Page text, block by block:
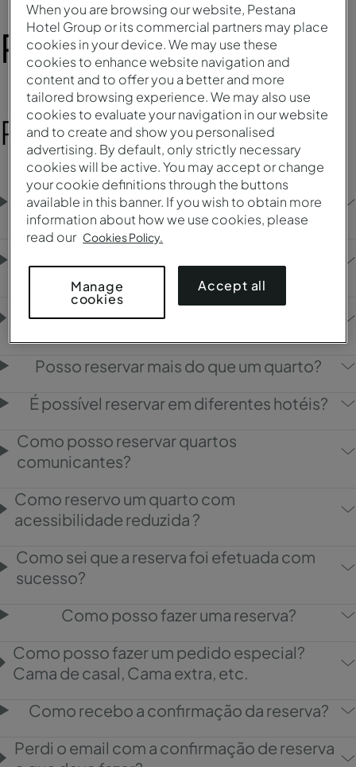
Reservar Estadia
Reservas
As reservas com tarifa meia-pensão inclui
bebidas?
Posso reservar um quarto para uso diário
(day use)?
Posso reservar para o mesmo dia que estou
Posso reservar mais do que um quarto?
É possível reservar em diferentes hotéis?
Como posso reservar quartos
comunicantes?
Como reservo um quarto com
acessibilidade reduzida ?
Como sei que a reserva foi efetuada com
sucesso?
Como posso fazer uma reserva?
Como posso fazer um pedido especial?
Cama de casal, Cama extra, etc.
Como recebo a confirmação da reserva?
Perdi o email com a confirmação de reserva
When you are browsing our website, Pestana
Hotel Group or its commercial partners may place
cookies in your device. We may use these
cookies to enhance website navigation and
content and to offer you a better and more
tailored browsing experience. We may also use
cookies to evaluate your navigation in our website
and to create and show you personalised
advertising. By default, only strictly necessary
cookies will be active. You may accept or change
your cookie definitions through the buttons
available in this banner. If you wish to obtain more
information about how we use cookies, please
read our Cookies Policy.
Manage
cookies
Accept all